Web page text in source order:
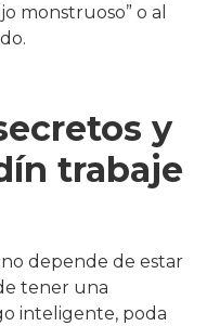
monstruoso” o al
y
trabaje
depende de estar
tener una
inteligente, poda